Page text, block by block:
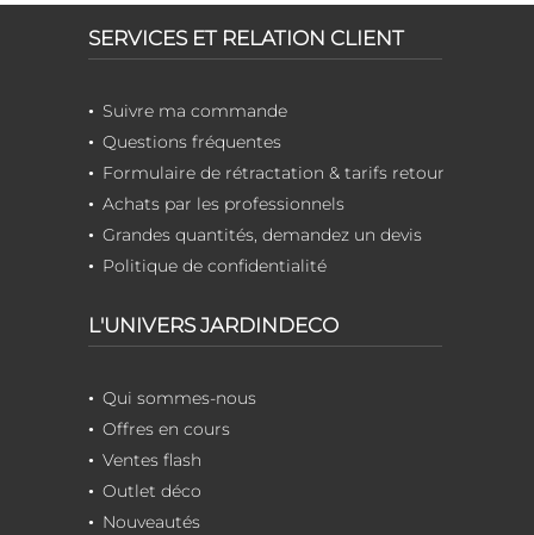
SERVICES ET RELATION CLIENT
Suivre ma commande
Questions fréquentes
Formulaire de rétractation & tarifs retour
Achats par les professionnels
Grandes quantités, demandez un devis
Politique de confidentialité
L'UNIVERS JARDINDECO
Qui sommes-nous
Offres en cours
Ventes flash
Outlet déco
Nouveautés